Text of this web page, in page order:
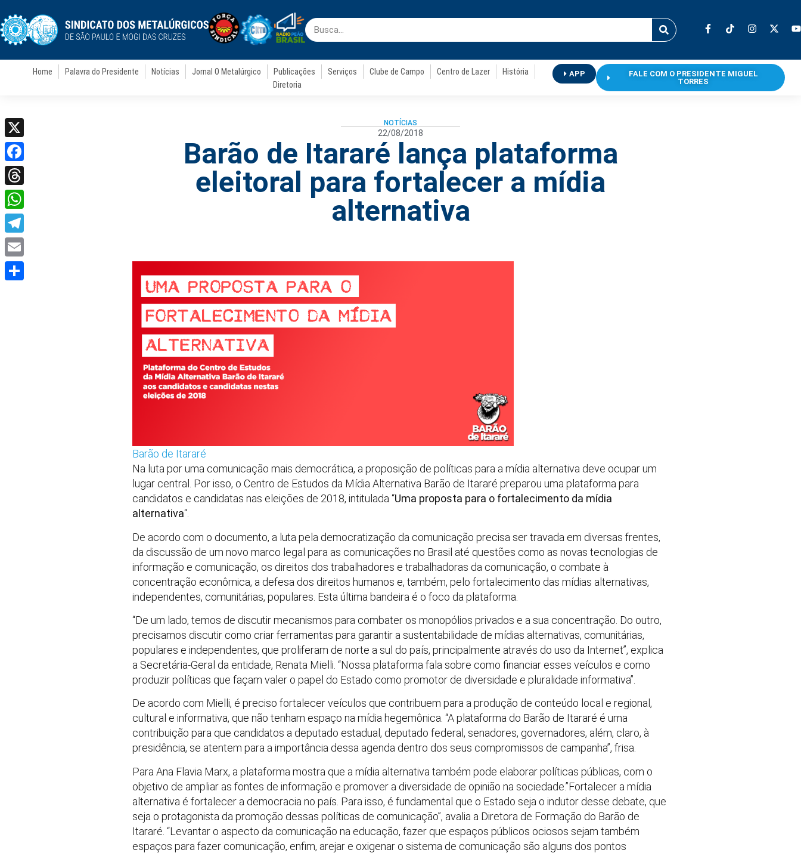
Home Palavra do Presidente Notícias Jornal O Metalúrgico Publicações Serviços Clube de Campo Centro de Lazer
História
Diretoria
APP
FALE COM O PRESIDENTE MIGUEL
TORRES
NOTÍCIAS
22/08/2018
Barão de Itararé lança plataforma
eleitoral para fortalecer a mídia
alternativa
Barão de Itararé
Na luta por uma comunicação mais democrática, a proposição de políticas para a mídia alternativa deve ocupar um
lugar central. Por isso, o Centro de Estudos da Mídia Alternativa Barão de Itararé preparou uma plataforma para
candidatos e candidatas nas eleições de 2018, intitulada “Uma proposta para o fortalecimento da mídia
alternativa“.
De acordo com o documento, a luta pela democratização da comunicação precisa ser travada em diversas frentes,
da discussão de um novo marco legal para as comunicações no Brasil até questões como as novas tecnologias de
informação e comunicação, os direitos dos trabalhadores e trabalhadoras da comunicação, o combate à
concentração econômica, a defesa dos direitos humanos e, também, pelo fortalecimento das mídias alternativas,
independentes, comunitárias, populares. Esta última bandeira é o foco da plataforma.
“De um lado, temos de discutir mecanismos para combater os monopólios privados e a sua concentração. Do outro,
precisamos discutir como criar ferramentas para garantir a sustentabilidade de mídias alternativas, comunitárias,
populares e independentes, que proliferam de norte a sul do país, principalmente através do uso da Internet”, explica
a Secretária-Geral da entidade, Renata Mielli. “Nossa plataforma fala sobre como financiar esses veículos e como
produzir políticas que façam valer o papel do Estado como promotor de diversidade e pluralidade informativa”.
De acordo com Mielli, é preciso fortalecer veículos que contribuem para a produção de conteúdo local e regional,
cultural e informativa, que não tenham espaço na mídia hegemônica. “A plataforma do Barão de Itararé é uma
contribuição para que candidatos a deputado estadual, deputado federal, senadores, governadores, além, claro, à
presidência, se atentem para a importância dessa agenda dentro dos seus compromissos de campanha”, frisa.
Para Ana Flavia Marx, a plataforma mostra que a mídia alternativa também pode elaborar políticas públicas, com o
objetivo de ampliar as fontes de informação e promover a diversidade de opinião na sociedade.”Fortalecer a mídia
alternativa é fortalecer a democracia no país. Para isso, é fundamental que o Estado seja o indutor desse debate, que
seja o protagonista da promoção dessas políticas de comunicação”, avalia a Diretora de Formação do Barão de
Itararé. “Levantar o aspecto da comunicação na educação, fazer que espaços públicos ociosos sejam também
espaços para fazer comunicação, enfim, arejar e oxigenar o sistema de comunicação são alguns dos pontos
X
Facebook
Threads
WhatsApp
Telegram
Email